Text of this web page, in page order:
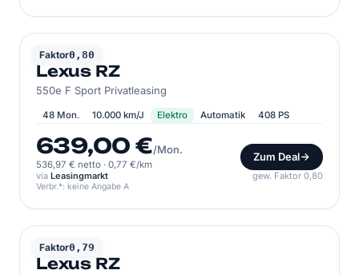
Faktor0,80
LEXUS
Lexus RZ
550e F Sport Privatleasing
48 Mon. 10.000 km/J Elektro Automatik 408 PS
639,00 €/Mon.
536,97 € netto · 0,77 €/km
Zum Deal
via Leasingmarkt gew. Faktor 0,80
Verbr.*: keine Angabe A
Faktor0,79
LEXUS
Lexus RZ